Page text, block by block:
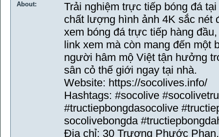
About:
Trải nghiệm trực tiếp bóng đá
chất lượng hình ảnh 4K sắc nét
xem bóng đá trực tiếp hàng
link xem mà còn mang đến một
người hâm mộ Việt tận hưởng
sân cỏ thế giới ngay tại nhà.
Website: https://socolives.info/
Hashtags: #socolive
#tructiepbongdasocolive
socolivebongda
Địa chỉ: 30 Trương Phước